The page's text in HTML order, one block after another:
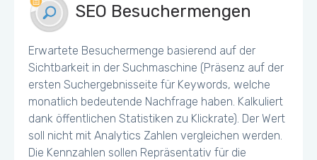
SEO Besuchermengen
Erwartete Besuchermenge basierend auf der
Sichtbarkeit in der Suchmaschine (Präsenz auf der
ersten Suchergebnisseite für Keywords, welche
monatlich bedeutende Nachfrage haben. Kalkuliert
dank öffentlichen Statistiken zu Klickrate). Der Wert
soll nicht mit Analytics Zahlen vergleichen werden.
Die Kennzahlen sollen Repräsentativ für die